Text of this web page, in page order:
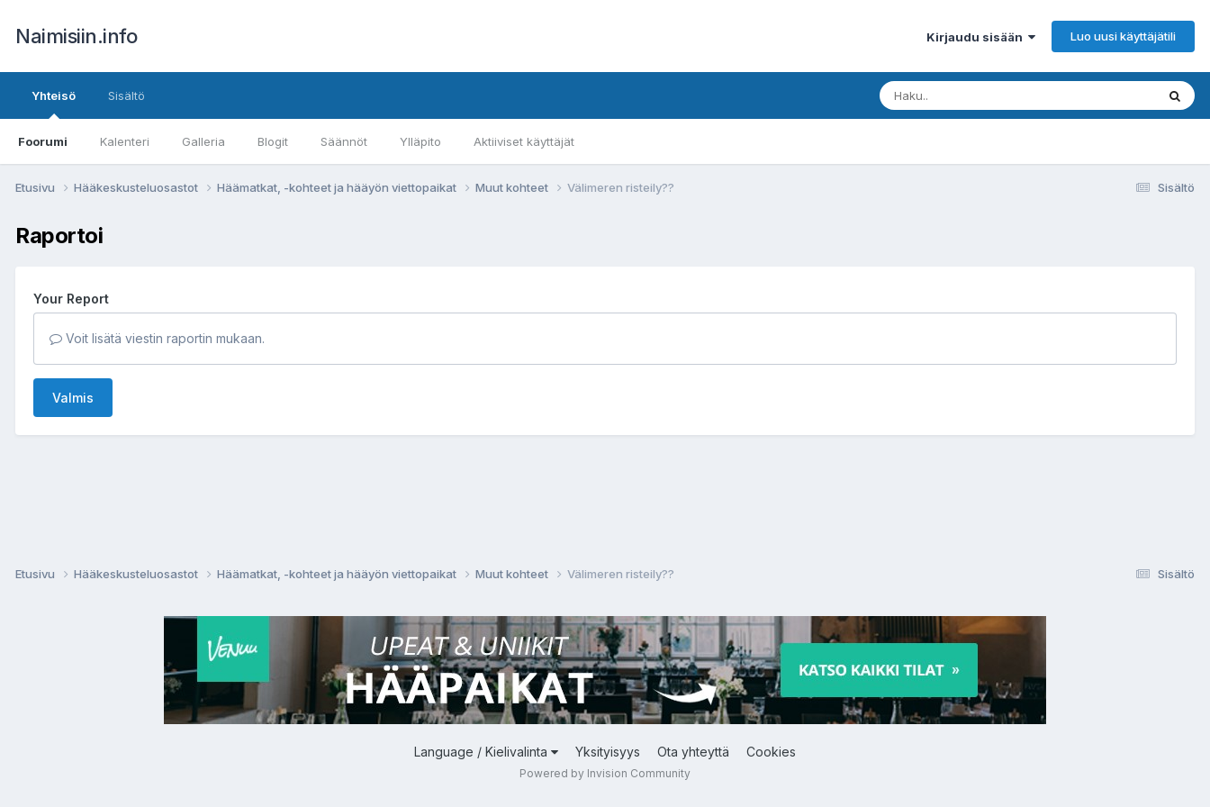
Naimisiin.info Kirjaudu sisään Luo uusi käyttäjätili
Yhteisö
Foorumi Kalenteri Galleria Blogit Säännöt Ylläpito Aktiiviset käyttäjät
Sisältö
Sisältö
Etusivu Hääkeskusteluosastot Häämatkat, -kohteet ja hääyön viettopaikat Muut kohteet Välimeren risteily??
Raportoi
Your Report
Voit lisätä viestin raportin mukaan.
Valmis
Sisältö
Etusivu Hääkeskusteluosastot Häämatkat, -kohteet ja hääyön viettopaikat Muut kohteet Välimeren risteily??
Language / Kielivalinta Yksityisyys Ota yhteyttä Cookies
Powered by Invision Community